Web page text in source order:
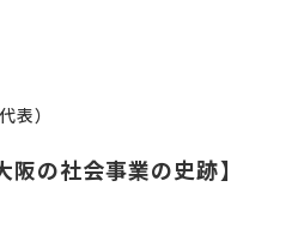
表）
の社会事業の史跡】